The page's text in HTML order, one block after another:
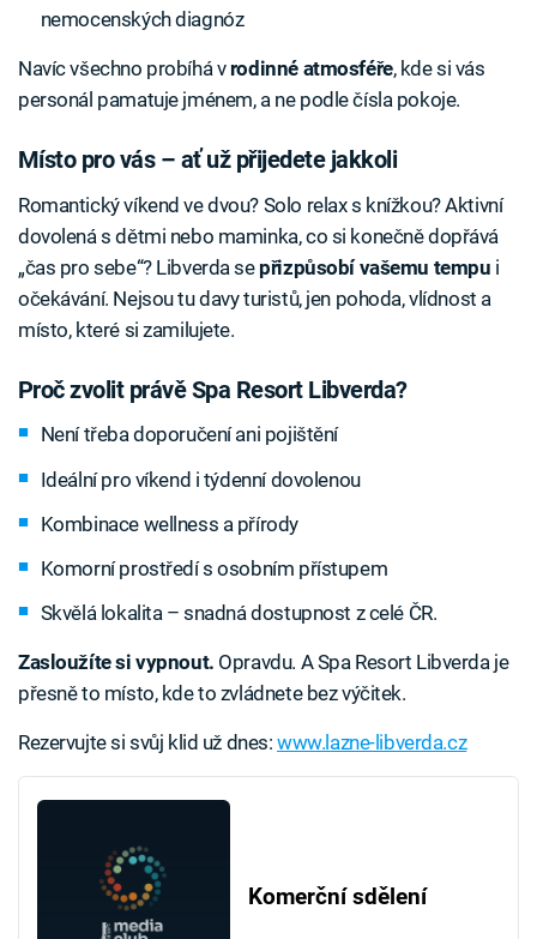
nemocenských diagnóz
Navíc všechno probíhá v rodinné atmosféře, kde si vás
personál pamatuje jménem, a ne podle čísla pokoje.
Místo pro vás – ať už přijedete jakkoli
Romantický víkend ve dvou? Solo relax s knížkou? Aktivní
dovolená s dětmi nebo maminka, co si konečně dopřává
„čas pro sebe“? Libverda se přizpůsobí vašemu tempu i
očekávání. Nejsou tu davy turistů, jen pohoda, vlídnost a
místo, které si zamilujete.
Proč zvolit právě Spa Resort Libverda?
Není třeba doporučení ani pojištění
Ideální pro víkend i týdenní dovolenou
Kombinace wellness a přírody
Komorní prostředí s osobním přístupem
Skvělá lokalita – snadná dostupnost z celé ČR.
Zasloužíte si vypnout. Opravdu. A Spa Resort Libverda je
přesně to místo, kde to zvládnete bez výčitek.
Rezervujte si svůj klid už dnes:www.lazne-libverda.cz
Komerční sdělení